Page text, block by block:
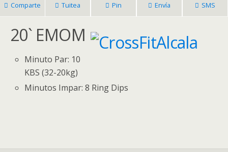
Comparte Tuitea Pin Envía SMS
20` EMOM
Minuto Par: 10
KBS (32-20kg)
Minutos Impar: 8 Ring Dips